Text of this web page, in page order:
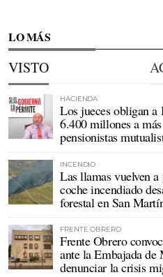
LO MÁS
VISTO
HACIENDA
Los jueces obligan a
6.400 millones a
pensionistas
INCENDIO
Las llamas vuelven
coche incendiado
forestal en San
FRENTE OBRERO
Frente Obrero
ante la Embajada de
denunciar la crisis